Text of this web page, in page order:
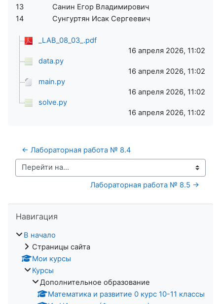
13
Санин Егор Владимирович
14
Сунгуртян Исак Сергеевич
_LAB_08_03_.pdf
16 апреля 2026, 11:02
data.py
16 апреля 2026, 11:02
main.py
16 апреля 2026, 11:02
solve.py
16 апреля 2026, 11:02
← Лабораторная работа № 8.4
Перейти на...
Лабораторная работа № 8.5 →
Навигация
В начало
Страницы сайта
Мои курсы
Курсы
Дополнительное образование
Математика и развитие 0 курс 10-11 классы